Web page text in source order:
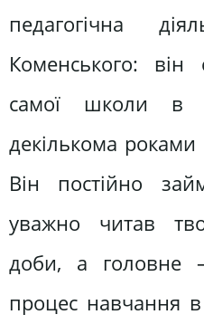
педагогічна
Коменського: він
самої школи в
декількома
Він постійно
уважно читав
доби, а головне
процес навчання